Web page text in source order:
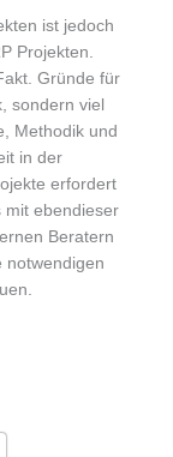
ist jedoch
Projekten.
Gründe für
sondern viel
Methodik und
in der
erfordert
mit ebendieser
Beratern
notwendigen